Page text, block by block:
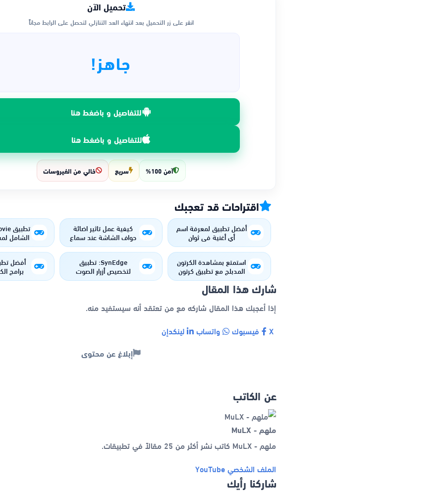
تحميل الآن
انقر على زر التحميل بعد انتهاء العد التنازلي لتحصل على الرابط مجاناً
جاهز!
للتفاصيل و باضغط هنا
للتفاصيل و باضغط هنا
آمن 100% سريع خالي من الفيروسات
اقتراحات قد تعجبك
أفضل تطبيق لمعرفة اسم
أي أغنية في ثوانٍ
كيفية عمل تاثير اضائة
حواف الشاشة عند سماع
اي شئ
الشامل
استمتع بمشاهدة الكرتون
المدبلج مع تطبيق كرتون
مدبلج
SynEdge: تطبيق
لتخصيص أزرار الصوت
بشكل مميز
أفضل
برامج
شارك هذا المقال
إذا أعجبك هذا المقال شاركه مع من تعتقد أنه سيستفيد منه.
فيسبوك واتساب لينكدإن
إبلاغ عن محتوى
عن الكاتب
ملهم - MuLX
ملهم - MuLX كاتب نشر أكثر من 25 مقالاً في تطبيقات.
الملف الشخصي YouTube
شاركنا رأيك